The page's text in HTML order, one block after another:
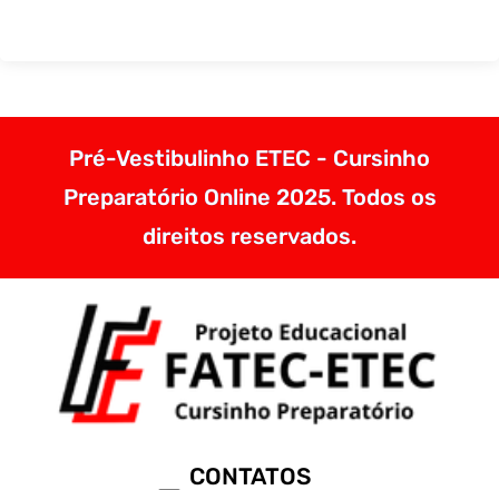
Pré-Vestibulinho ETEC - Cursinho
Preparatório Online 2025. Todos os
direitos reservados.
CONTATOS